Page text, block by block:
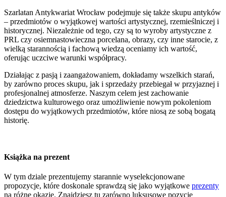
Szarlatan Antykwariat Wrocław podejmuje się także skupu antyków
– przedmiotów o wyjątkowej wartości artystycznej, rzemieślniczej i
historycznej. Niezależnie od tego, czy są to wyroby artystyczne z
PRL czy osiemnastowieczna porcelana, obrazy, czy inne starocie, z
wielką starannością i fachową wiedzą oceniamy ich wartość,
oferując uczciwe warunki współpracy.
Działając z pasją i zaangażowaniem, dokładamy wszelkich starań,
by zarówno proces skupu, jak i sprzedaży przebiegał w przyjaznej i
profesjonalnej atmosferze. Naszym celem jest zachowanie
dziedzictwa kulturowego oraz umożliwienie nowym pokoleniom
dostępu do wyjątkowych przedmiotów, które niosą ze sobą bogatą
historię.
Książka na prezent
W tym dziale prezentujemy starannie wyselekcjonowane
propozycje, które doskonale sprawdzą się jako wyjątkowe prezenty
na różne okazje. Znajdziesz tu zarówno luksusowe pozycje